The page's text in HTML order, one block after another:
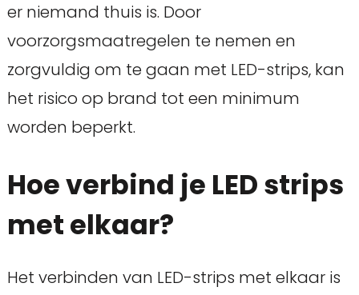
er niemand thuis is. Door
voorzorgsmaatregelen te nemen en
zorgvuldig om te gaan met LED-strips, kan
het risico op brand tot een minimum
worden beperkt.
Hoe verbind je LED strips
met elkaar?
Het verbinden van LED-strips met elkaar is